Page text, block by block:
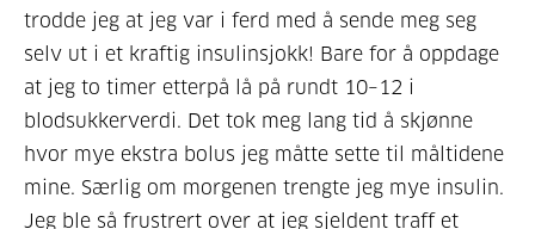
trodde jeg at jeg var i ferd med å sende meg seg
selv ut i et kraftig insulinsjokk! Bare for å oppdage
at jeg to timer etterpå lå på rundt 10–12 i
blodsukkerverdi. Det tok meg lang tid å skjønne
hvor mye ekstra bolus jeg måtte sette til måltidene
mine. Særlig om morgenen trengte jeg mye insulin.
Jeg ble så frustrert over at jeg sjeldent traff et